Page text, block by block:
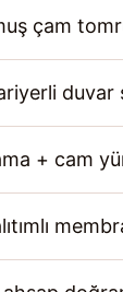
çam
duvar
+ cam